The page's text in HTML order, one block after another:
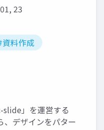
23
資料作成
slide」を運営する
、デザインをパター